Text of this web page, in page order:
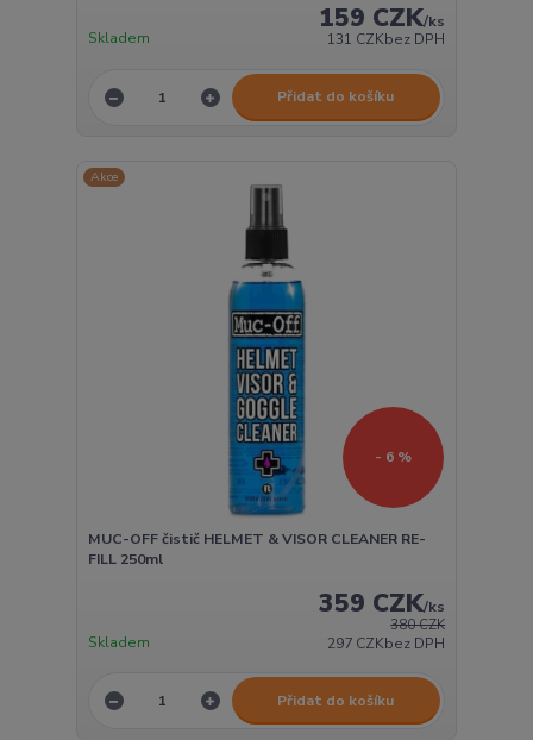
159 CZK/ks
131 CZKbez DPH
Skladem
Přidat do košíku
Akce
- 6 %
MUC-OFF čistič HELMET & VISOR CLEANER RE-
FILL 250ml
380 CZK
359 CZK/ks
297 CZKbez DPH
Skladem
Přidat do košíku